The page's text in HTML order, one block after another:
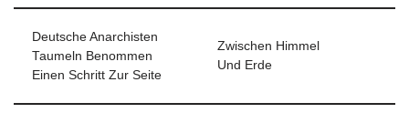
Deutsche Anarchisten
Taumeln Benommen
Einen Schritt Zur Seite
Zwischen Himmel
Und Erde